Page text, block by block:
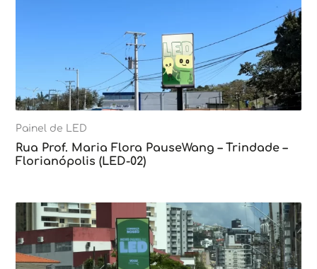
Painel de LED
Rua Prof. Maria Flora PauseWang – Trindade –
Florianópolis (LED-02)